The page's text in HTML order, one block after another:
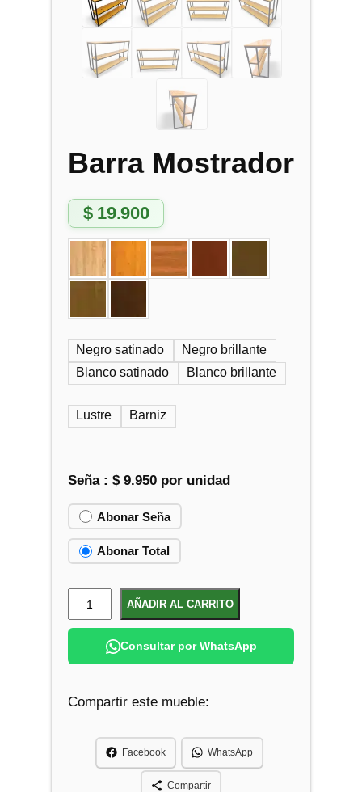
Barra Mostrador
$19.900
Negro satinado
Negro brillante
Blanco satinado
Blanco brillante
Lustre Barniz
Seña : $9.950por unidad
Abonar Total
Abonar Seña
a
r
M
AÑADIR AL CARRITO
Consultar por WhatsApp
Compartir este mueble:
Facebook WhatsApp
Compartir